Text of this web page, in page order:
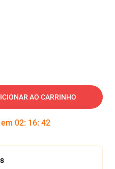
AO CARRINHO
02: 16: 42